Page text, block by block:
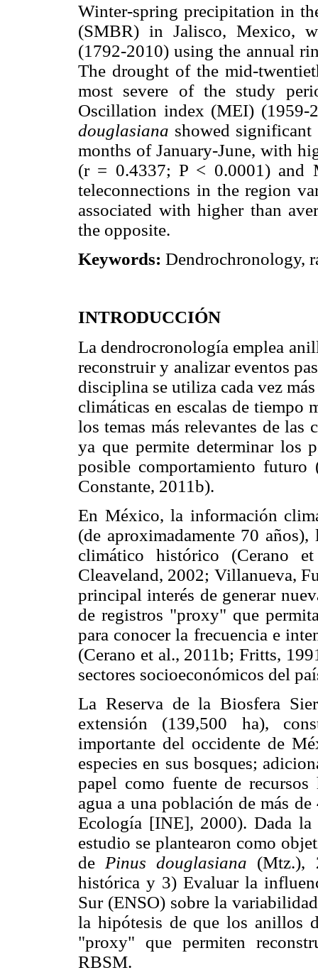
Winter-spring precipitation in
(SMBR) in Jalisco, Mexico,
(1792-2010) using the annual
The drought of the mid-
most severe of the study
Oscillation index (MEI)
douglasiana showed
months of January-June, with
(r = 0.4337; P < 0.0001) and
teleconnections in the region
associated with higher than
the opposite.
Keywords: Dendrochronology,
INTRODUCCIÓN
La dendrocronología emplea
reconstruir y analizar eventos
disciplina se utiliza cada vez
climáticas en escalas de tiempo
los temas más relevantes de las
ya que permite determinar los
posible comportamiento futuro
Constante, 2011b).
En México, la información
(de aproximadamente 70
climático histórico (Cerano
Cleaveland, 2002; Villanueva,
principal interés de generar
de registros "proxy" que
para conocer la frecuencia e
(Cerano et al., 2011b; Fritts,
sectores socioeconómicos del
La Reserva de la Biosfera
extensión (139,500 ha),
importante del occidente de
especies en sus bosques;
papel como fuente de recursos
agua a una población de más
Ecología [INE], 2000). Dada
estudio se plantearon como
de Pinus douglasiana (Mtz.),
histórica y 3) Evaluar la
Sur (ENSO) sobre la
la hipótesis de que los anillos
"proxy" que permiten
RBSM.